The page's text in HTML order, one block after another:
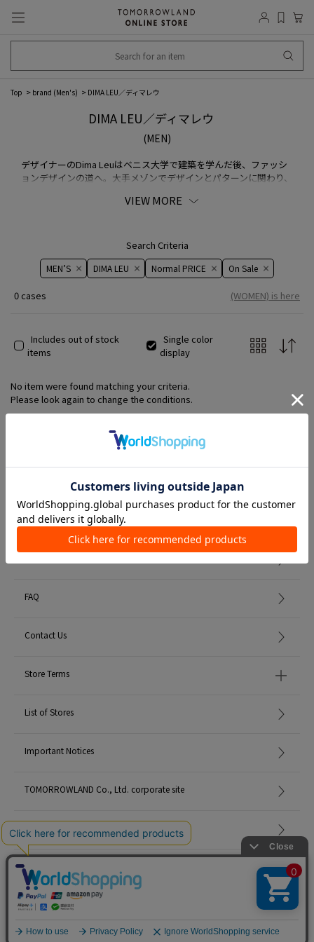
Top brand (Men's) DIMA LEU／ディマレウ
DIMA LEU／ディマレウ
(MEN)
デザイナーのDima Leuはベニス大学で建築を学んだ後、ファッシ
ョンデザインの道へ。大手メゾンでデザインとパターンに関わり、
にブランドを設立。イタリアの生地を使用しサルトリアで仕上げ、
VIEW MORE
Search Criteria
MEN’S DIMA LEU Normal PRICE On ​​Sale​​
0 cases (WOMEN) is here
Includes out of stock
items
Single color
display
No item were found matching your criteria.
Please look again to change the conditions.
Member Services
FAQ
Contact Us
Store Terms
List of Stores
Important Notices
TOMORROWLAND Co., Ltd. corporate site
Careers
Site Map
English